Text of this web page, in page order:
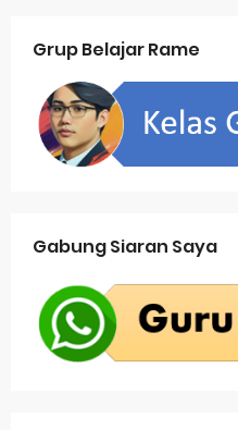
Grup Belajar Rame
Gabung Siaran Saya